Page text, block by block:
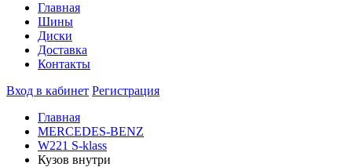
Главная
Шины
Диски
Доставка
Контакты
Вход в кабинет Регистрация
Главная
MERCEDES-BENZ
W221 S-klass
Кузов внутри